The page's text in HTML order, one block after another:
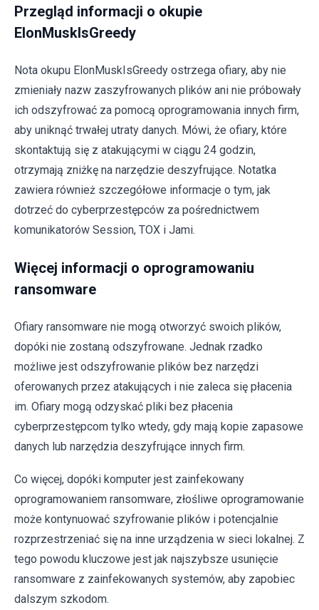
Przegląd informacji o okupie
ElonMuskIsGreedy
Nota okupu ElonMuskIsGreedy ostrzega ofiary, aby nie
zmieniały nazw zaszyfrowanych plików ani nie próbowały
ich odszyfrować za pomocą oprogramowania innych firm,
aby uniknąć trwałej utraty danych. Mówi, że ofiary, które
skontaktują się z atakującymi w ciągu 24 godzin,
otrzymają zniżkę na narzędzie deszyfrujące. Notatka
zawiera również szczegółowe informacje o tym, jak
dotrzeć do cyberprzestępców za pośrednictwem
komunikatorów Session, TOX i Jami.
Więcej informacji o oprogramowaniu
ransomware
Ofiary ransomware nie mogą otworzyć swoich plików,
dopóki nie zostaną odszyfrowane. Jednak rzadko
możliwe jest odszyfrowanie plików bez narzędzi
oferowanych przez atakujących i nie zaleca się płacenia
im. Ofiary mogą odzyskać pliki bez płacenia
cyberprzestępcom tylko wtedy, gdy mają kopie zapasowe
danych lub narzędzia deszyfrujące innych firm.
Co więcej, dopóki komputer jest zainfekowany
oprogramowaniem ransomware, złośliwe oprogramowanie
może kontynuować szyfrowanie plików i potencjalnie
rozprzestrzeniać się na inne urządzenia w sieci lokalnej. Z
tego powodu kluczowe jest jak najszybsze usunięcie
ransomware z zainfekowanych systemów, aby zapobiec
dalszym szkodom.